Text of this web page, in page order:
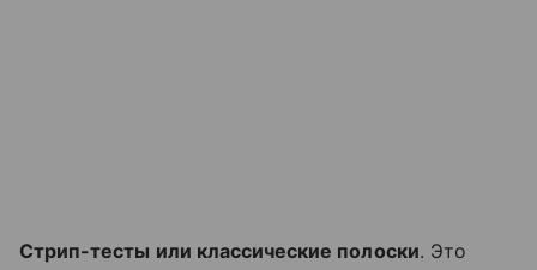
Стрип-тесты или классические полоски. Это